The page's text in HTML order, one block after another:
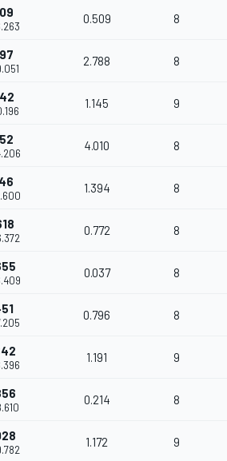
0.509 8
2.788 8
1.145 9
4.010 8
1.394 8
0.772 8
0.037 8
0.796 8
1.191 9
0.214 8
1.172 9